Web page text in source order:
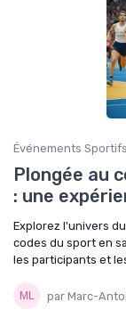
Événements
Plongée au
: une
Explorez l'univers
codes du sport en
les participants et
par Marc-